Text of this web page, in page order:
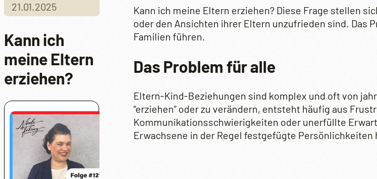
21.01.2025
Kann ich
meine Eltern
erziehen?
Kann ich meine Eltern erziehen? Diese Frage stellen
oder den Ansichten ihrer Eltern unzufrieden sind. Das
Familien führen.
Das Problem für alle
Eltern-Kind-Beziehungen sind komplex und oft von
“erziehen” oder zu verändern, entsteht häufig aus
Kommunikationsschwierigkeiten oder unerfüllte
Erwachsene in der Regel festgefügte